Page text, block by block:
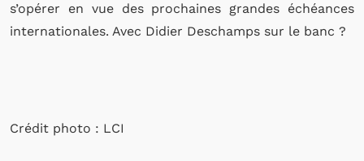
s’opérer en vue des prochaines grandes échéances
internationales. Avec Didier Deschamps sur le banc ?
Crédit photo : LCI